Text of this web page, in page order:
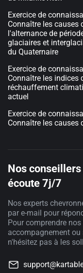
Exercice de
Connaître les causes
l'alternance de
glaciaires et
du Quaternaire
Exercice de
Connaître les indices
réchauffement
actuel
Exercice de
Connaître les causes
Nos
écoute 7j/7
Nos experts
par e-mail pour
Pour comprendre
accompagnement
n'hésitez pas à les